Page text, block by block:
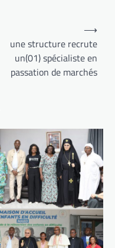
une structure recrute
un(01) spécialiste en
passation de marchés
⟶